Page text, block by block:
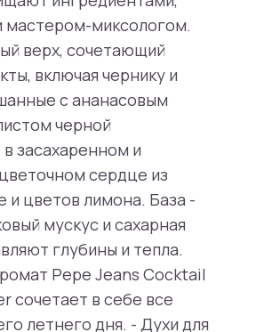
миксологом.
верх, сочетающий
включая чернику и
с ананасовым
черной
засахаренном и
сердце из
и цветов лимона. База -
мускус и сахарная
глубины и тепла.
Pepe Jeans Cocktail
сочетает в себе все
летнего дня. - Духи для